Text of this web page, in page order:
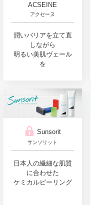
ACSEINE
アクセーヌ
潤いバリアを立て直
しながら
明るい美肌ヴェール
を
Sunsorit
サンソリット
日本人の繊細な肌質
に合わせた
ケミカルピーリング